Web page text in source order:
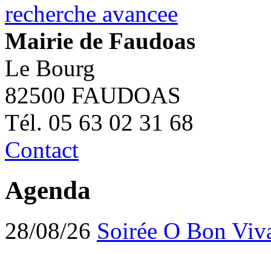
recherche avancee
Mairie de Faudoas
Le Bourg
82500 FAUDOAS
Tél. 05 63 02 31 68
Contact
Agenda
28/08/26 Soirée O Bon